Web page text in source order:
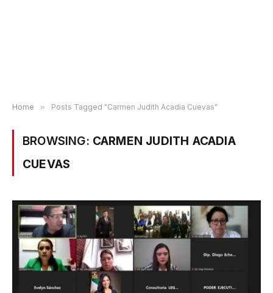
Home » Posts Tagged "Carmen Judith Acadia Cuevas"
BROWSING: CARMEN JUDITH ACADIA
CUEVAS